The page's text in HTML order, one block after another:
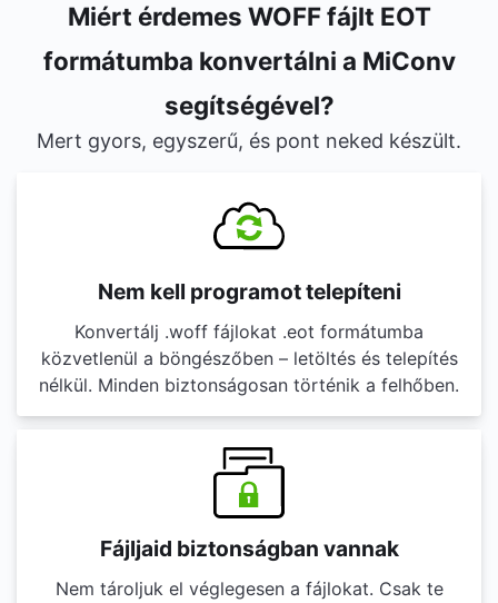
Miért érdemes WOFF fájlt EOT
formátumba konvertálni a MiConv
segítségével?
Mert gyors, egyszerű, és pont neked készült.
Nem kell programot telepíteni
Konvertálj .woff fájlokat .eot formátumba
közvetlenül a böngészőben – letöltés és telepítés
nélkül. Minden biztonságosan történik a felhőben.
Fájljaid biztonságban vannak
Nem tároljuk el véglegesen a fájlokat. Csak te